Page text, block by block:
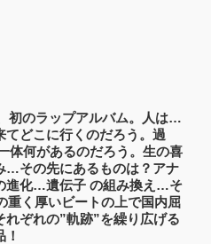
初のラップアルバム。人は…
どこに行くのだろう。過
何があるのだろう。生の喜
その先にあるものは？アナ
進化…遺伝子 の組み換え…そ
重く厚いビートの上で国内屈
ぞれの”軌跡”を繰り広げる